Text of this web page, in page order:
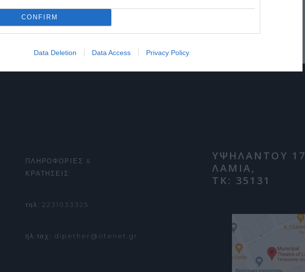
CONFIRM
Data Deletion Data Access Privacy Policy
ΠΛΗΡΟΦΟΡΙΕΣ &
ΚΡΑΤΗΣΕΙΣ:
τηλ: 2231033325
ηλ.ταχ: dipether@otenet.gr
ΥΨΗΛΑΝΤΟΥ 17
ΛΑΜΙΑ,
ΤΚ: 35131